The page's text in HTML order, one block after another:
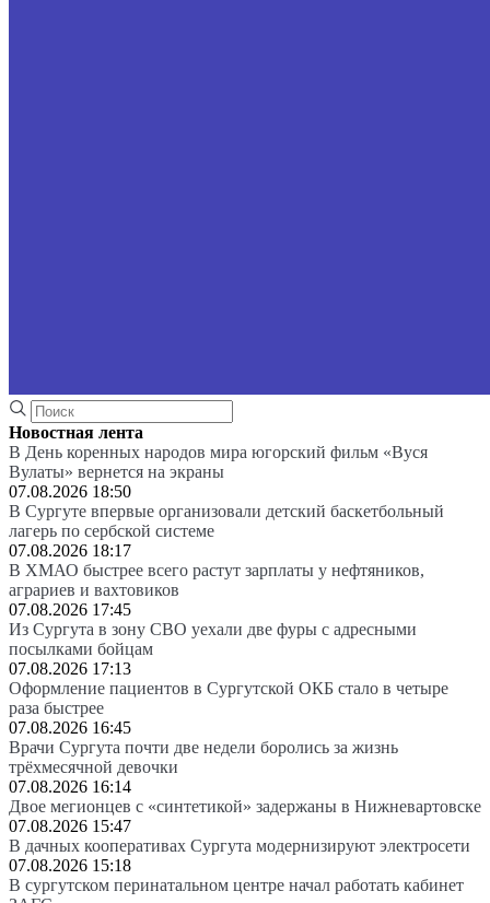
Новостная лента
В День коренных народов мира югорский фильм «Вуся
Вулаты» вернется на экраны
07.08.2026 18:50
В Сургуте впервые организовали детский баскетбольный
лагерь по сербской системе
07.08.2026 18:17
В ХМАО быстрее всего растут зарплаты у нефтяников,
аграриев и вахтовиков
07.08.2026 17:45
Из Сургута в зону СВО уехали две фуры с адресными
посылками бойцам
07.08.2026 17:13
Оформление пациентов в Сургутской ОКБ стало в четыре
раза быстрее
07.08.2026 16:45
Врачи Сургута почти две недели боролись за жизнь
трёхмесячной девочки
07.08.2026 16:14
Двое мегионцев с «синтетикой» задержаны в Нижневартовске
07.08.2026 15:47
В дачных кооперативах Сургута модернизируют электросети
07.08.2026 15:18
В сургутском перинатальном центре начал работать кабинет